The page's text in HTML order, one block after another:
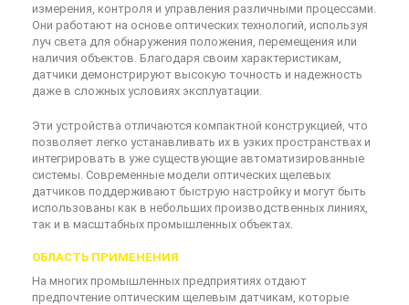
измерения, контроля и управления различными процессами.
Они работают на основе оптических технологий, используя
луч света для обнаружения положения, перемещения или
наличия объектов. Благодаря своим характеристикам,
датчики демонстрируют высокую точность и надежность
даже в сложных условиях эксплуатации.
Эти устройства отличаются компактной конструкцией, что
позволяет легко устанавливать их в узких пространствах и
интегрировать в уже существующие автоматизированные
системы. Современные модели оптических щелевых
датчиков поддерживают быструю настройку и могут быть
использованы как в небольших производственных линиях,
так и в масштабных промышленных объектах.
ОБЛАСТЬ ПРИМЕНЕНИЯ
На многих промышленных предприятиях отдают
предпочтение оптическим щелевым датчикам, которые